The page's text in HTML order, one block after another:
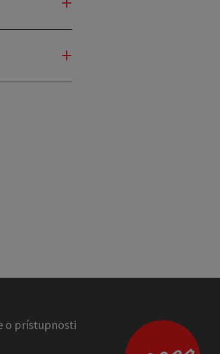
o prístupnosti